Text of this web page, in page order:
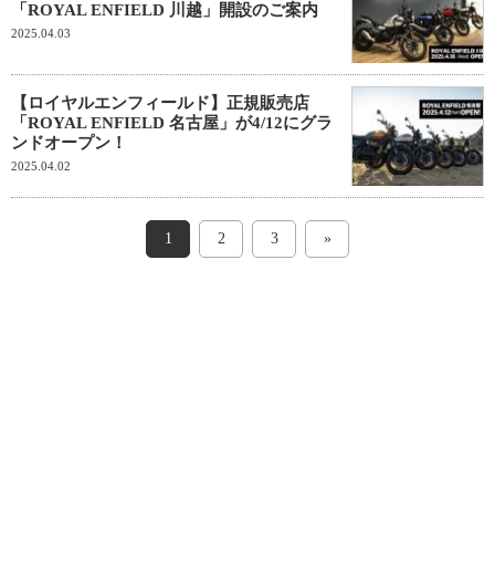
「ROYAL ENFIELD 川越」開設のご案内
2025.04.03
【ロイヤルエンフィールド】正規販売店
「ROYAL ENFIELD 名古屋」が4/12にグラ
ンドオープン！
2025.04.02
1 2 3 »